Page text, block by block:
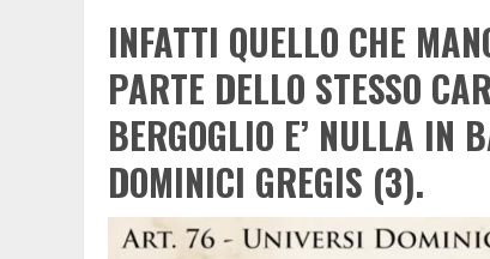
INFATTI QUELLO CHE
PARTE DELLO STESSO
BERGOGLIO E’ NULLA IN
DOMINICI GREGIS (3).